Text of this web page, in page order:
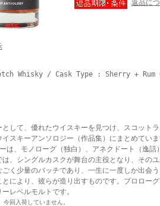
返品に
Whisky / Cask Type : Sherry +
して、優れたウイスキーを見つけ、スコット
スキーアンソロジー（作品集）にまとめていま
は、モノローグ（独白）、アネクドート（逸話
、シングルカスクが舞台の主役となり、その
く少量のバッチであり、一生に一度しか出会
により、彼らが造り出すものです。プロロー
レベルモルトです。
回入荷していません。